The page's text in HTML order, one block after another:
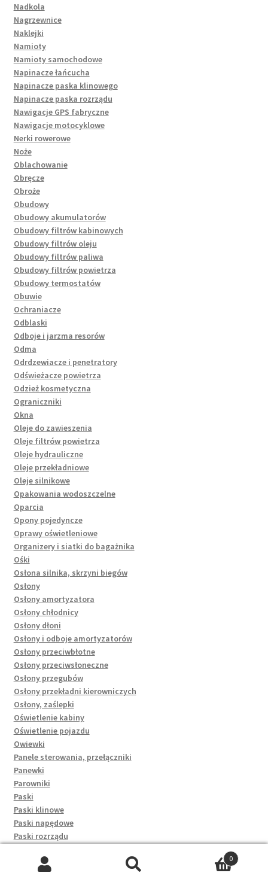
Nadkola
Nagrzewnice
Naklejki
Namioty
Namioty samochodowe
Napinacze łańcucha
Napinacze paska klinowego
Napinacze paska rozrządu
Nawigacje GPS fabryczne
Nawigacje motocyklowe
Nerki rowerowe
Noże
Oblachowanie
Obręcze
Obroże
Obudowy
Obudowy akumulatorów
Obudowy filtrów kabinowych
Obudowy filtrów oleju
Obudowy filtrów paliwa
Obudowy filtrów powietrza
Obudowy termostatów
Obuwie
Ochraniacze
Odblaski
Odboje i jarzma resorów
Odma
Odrdzewiacze i penetratory
Odświeżacze powietrza
Odzież kosmetyczna
Ograniczniki
Okna
Oleje do zawieszenia
Oleje filtrów powietrza
Oleje hydrauliczne
Oleje przekładniowe
Oleje silnikowe
Opakowania wodoszczelne
Oparcia
Opony pojedyncze
Oprawy oświetleniowe
Organizery i siatki do bagażnika
Ośki
Osłona silnika, skrzyni biegów
Osłony
Osłony amortyzatora
Osłony chłodnicy
Osłony dłoni
Osłony i odboje amortyzatorów
Osłony przeciwbłotne
Osłony przeciwsłoneczne
Osłony przegubów
Osłony przekładni kierowniczych
Osłony, zaślepki
Oświetlenie kabiny
Oświetlenie pojazdu
Owiewki
Panele sterowania, przełączniki
Panewki
Parowniki
Paski
Paski klinowe
Paski napędowe
Paski rozrządu
Pasy przednie
Pedały
0